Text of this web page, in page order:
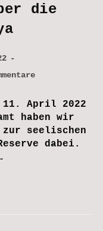
die
11. April 2022
haben wir
seelischen
dabei.